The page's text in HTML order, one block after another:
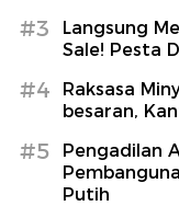
#3
Langsung
Sale! Pesta
#4
Raksasa
besaran,
#5
Pengadilan
Putih